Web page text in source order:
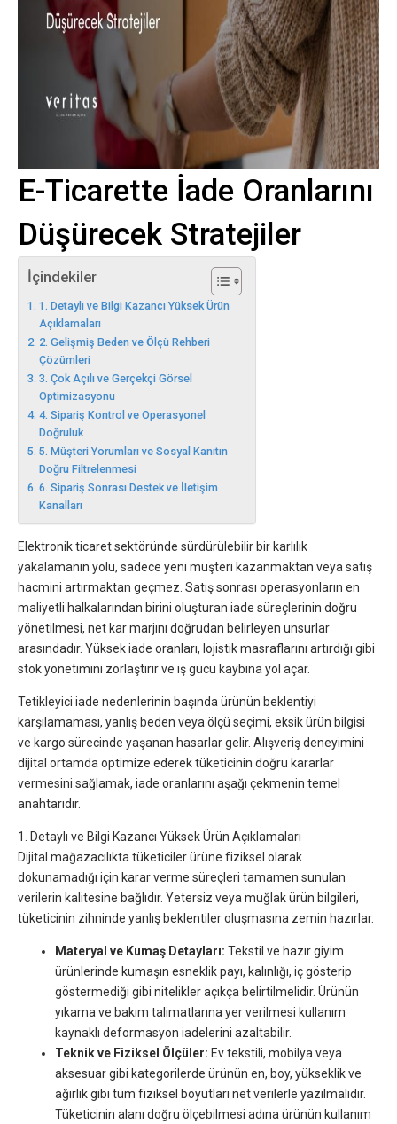
E-Ticarette İade Oranlarını
Düşürecek Stratejiler
İçindekiler
1. Detaylı ve Bilgi Kazancı Yüksek Ürün
Açıklamaları
2. Gelişmiş Beden ve Ölçü Rehberi
Çözümleri
3. Çok Açılı ve Gerçekçi Görsel
Optimizasyonu
4. Sipariş Kontrol ve Operasyonel
Doğruluk
5. Müşteri Yorumları ve Sosyal Kanıtın
Doğru Filtrelenmesi
6. Sipariş Sonrası Destek ve İletişim
Kanalları
Elektronik ticaret sektöründe sürdürülebilir bir karlılık
yakalamanın yolu, sadece yeni müşteri kazanmaktan veya satış
hacmini artırmaktan geçmez. Satış sonrası operasyonların en
maliyetli halkalarından birini oluşturan iade süreçlerinin doğru
yönetilmesi, net kar marjını doğrudan belirleyen unsurlar
arasındadır. Yüksek iade oranları, lojistik masraflarını artırdığı gibi
stok yönetimini zorlaştırır ve iş gücü kaybına yol açar.
Tetikleyici iade nedenlerinin başında ürünün beklentiyi
karşılamaması, yanlış beden veya ölçü seçimi, eksik ürün bilgisi
ve kargo sürecinde yaşanan hasarlar gelir. Alışveriş deneyimini
dijital ortamda optimize ederek tüketicinin doğru kararlar
vermesini sağlamak, iade oranlarını aşağı çekmenin temel
anahtarıdır.
1. Detaylı ve Bilgi Kazancı Yüksek Ürün Açıklamaları
Dijital mağazacılıkta tüketiciler ürüne fiziksel olarak
dokunamadığı için karar verme süreçleri tamamen sunulan
verilerin kalitesine bağlıdır. Yetersiz veya muğlak ürün bilgileri,
tüketicinin zihninde yanlış beklentiler oluşmasına zemin hazırlar.
Materyal ve Kumaş Detayları: Tekstil ve hazır giyim
ürünlerinde kumaşın esneklik payı, kalınlığı, iç gösterip
göstermediği gibi nitelikler açıkça belirtilmelidir. Ürünün
yıkama ve bakım talimatlarına yer verilmesi kullanım
kaynaklı deformasyon iadelerini azaltabilir.
Teknik ve Fiziksel Ölçüler: Ev tekstili, mobilya veya
aksesuar gibi kategorilerde ürünün en, boy, yükseklik ve
ağırlık gibi tüm fiziksel boyutları net verilerle yazılmalıdır.
Tüketicinin alanı doğru ölçebilmesi adına ürünün kullanım